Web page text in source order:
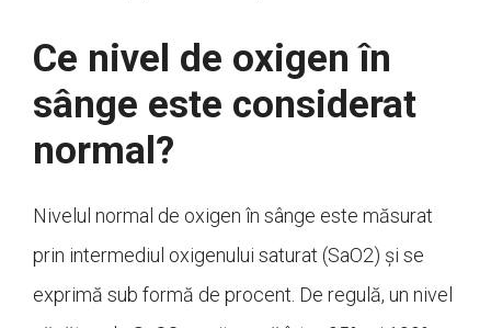
Ce nivel de oxigen în
sânge este considerat
normal?
Nivelul normal de oxigen în sânge este măsurat
prin intermediul oxigenului saturat (SaO2) și se
exprimă sub formă de procent. De regulă, un nivel